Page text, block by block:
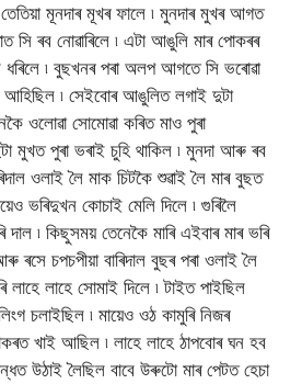
মূনদাৰ মূখৰ ফালে ৷ মুনদাৰ মুখৰ আগত
সি ৰব নোৱাৰিলে ৷ এটা আঙুলি মাৰ পোকৰৰ
ধৰিলে ৷ বুছখনৰ পৰা অলপ আগতে সি ভৰোৱা
আহিছিল ৷ সেইবোৰ আঙুলিত লগাই দুটা
ওলোৱা সোমোৱা কৰিত মাও পুৰা
মুখত পুৰা ভৰাই চুহি থাকিল ৷ মুনদা আৰু ৰব
ওলাই লৈ মাক চিটকৈ শুৱাই লৈ মাৰ বুছত
ভৰিদুখন কোচাই মেলি দিলে ৷ গুৰিলৈ
দাল ৷ কিছুসময় তেনেকৈ মাৰি এইবাৰ মাৰ ভৰি
চপচপীয়া বাৰিদাল বুছৰ পৰা ওলাই লৈ
লাহে লাহে সোমাই দিলে ৷ টাইত পাইছিল
চলাইছিল ৷ মায়েও ওঠ কামুৰি নিজৰ
খাই আছিল ৷ লাহে লাহে ঠাপবোৰ ঘন হব
উঠাই লৈছিল বাবে উৰুটো মাৰ পেটত হেচা